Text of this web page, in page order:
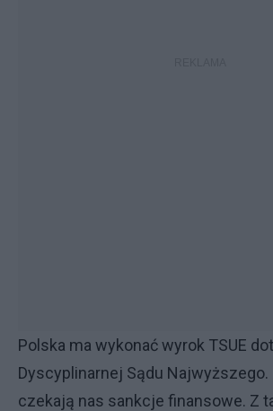
Polska ma wykonać wyrok TSUE
Dyscyplinarnej Sądu
czekają nas sankcje finansowe. Z